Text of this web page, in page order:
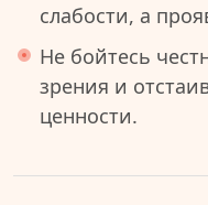
слабости, а
Не бойтесь
зрения и
ценности.